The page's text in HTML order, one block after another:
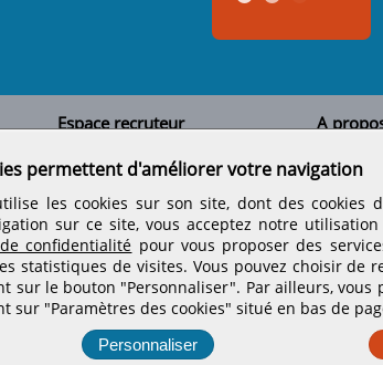
Espace recruteur
Tous les candidats
Déposer une annonce
Déposer une offre de stage
Nos tarifs
A
Nos
Retrouvez-nous sur les
permettent d'améliorer votre navigation
les cookies sur son site, dont des cookies
sur ce site, vous acceptez notre utilisation
confidentialité pour vous proposer des
statistiques de visites. Vous pouvez choisir de
sur le bouton "Personnaliser". Par ailleurs, vous
sur "Paramètres des cookies" situé en bas de
Personnaliser